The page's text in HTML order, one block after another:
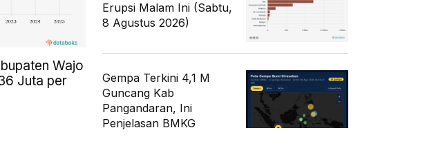
Wajo
Juta per
Erupsi Malam Ini (Sabtu,
8 Agustus 2026)
Gempa Terkini 4,1 M
Guncang Kab
Pangandaran, Ini
Penjelasan BMKG